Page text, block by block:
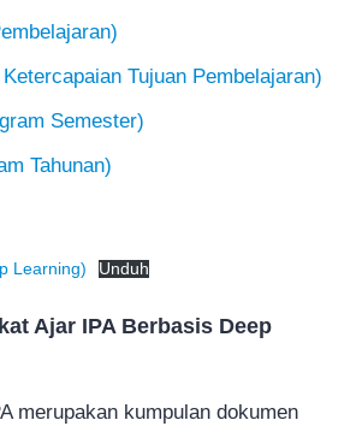
Tujuan Pembelajaran)
Semester)
Tahunan)
Learning) Unduh
Ajar IPA Berbasis Deep
merupakan kumpulan dokumen